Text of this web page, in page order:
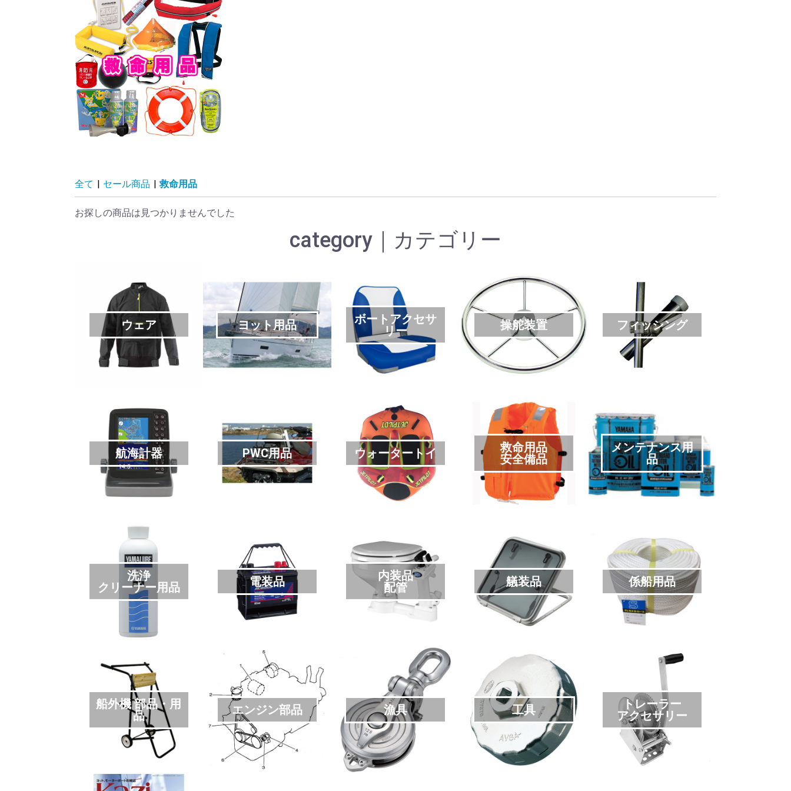
全て | セール商品 | 救命用品
お探しの商品は見つかりませんでした
category｜カテゴリー
ウェア ヨット用品
ボートアクセサ
リー
操舵装置 フィッシング
航海計器 PWC用品 ウォータートイ
救命用品
安全備品
メンテナンス用
品
洗浄
クリーナー用品
電装品
内装品
配管
艤装品 係船用品
船外機 部品・用
品
エンジン部品 漁具 工具
トレーラー
アクセサリー